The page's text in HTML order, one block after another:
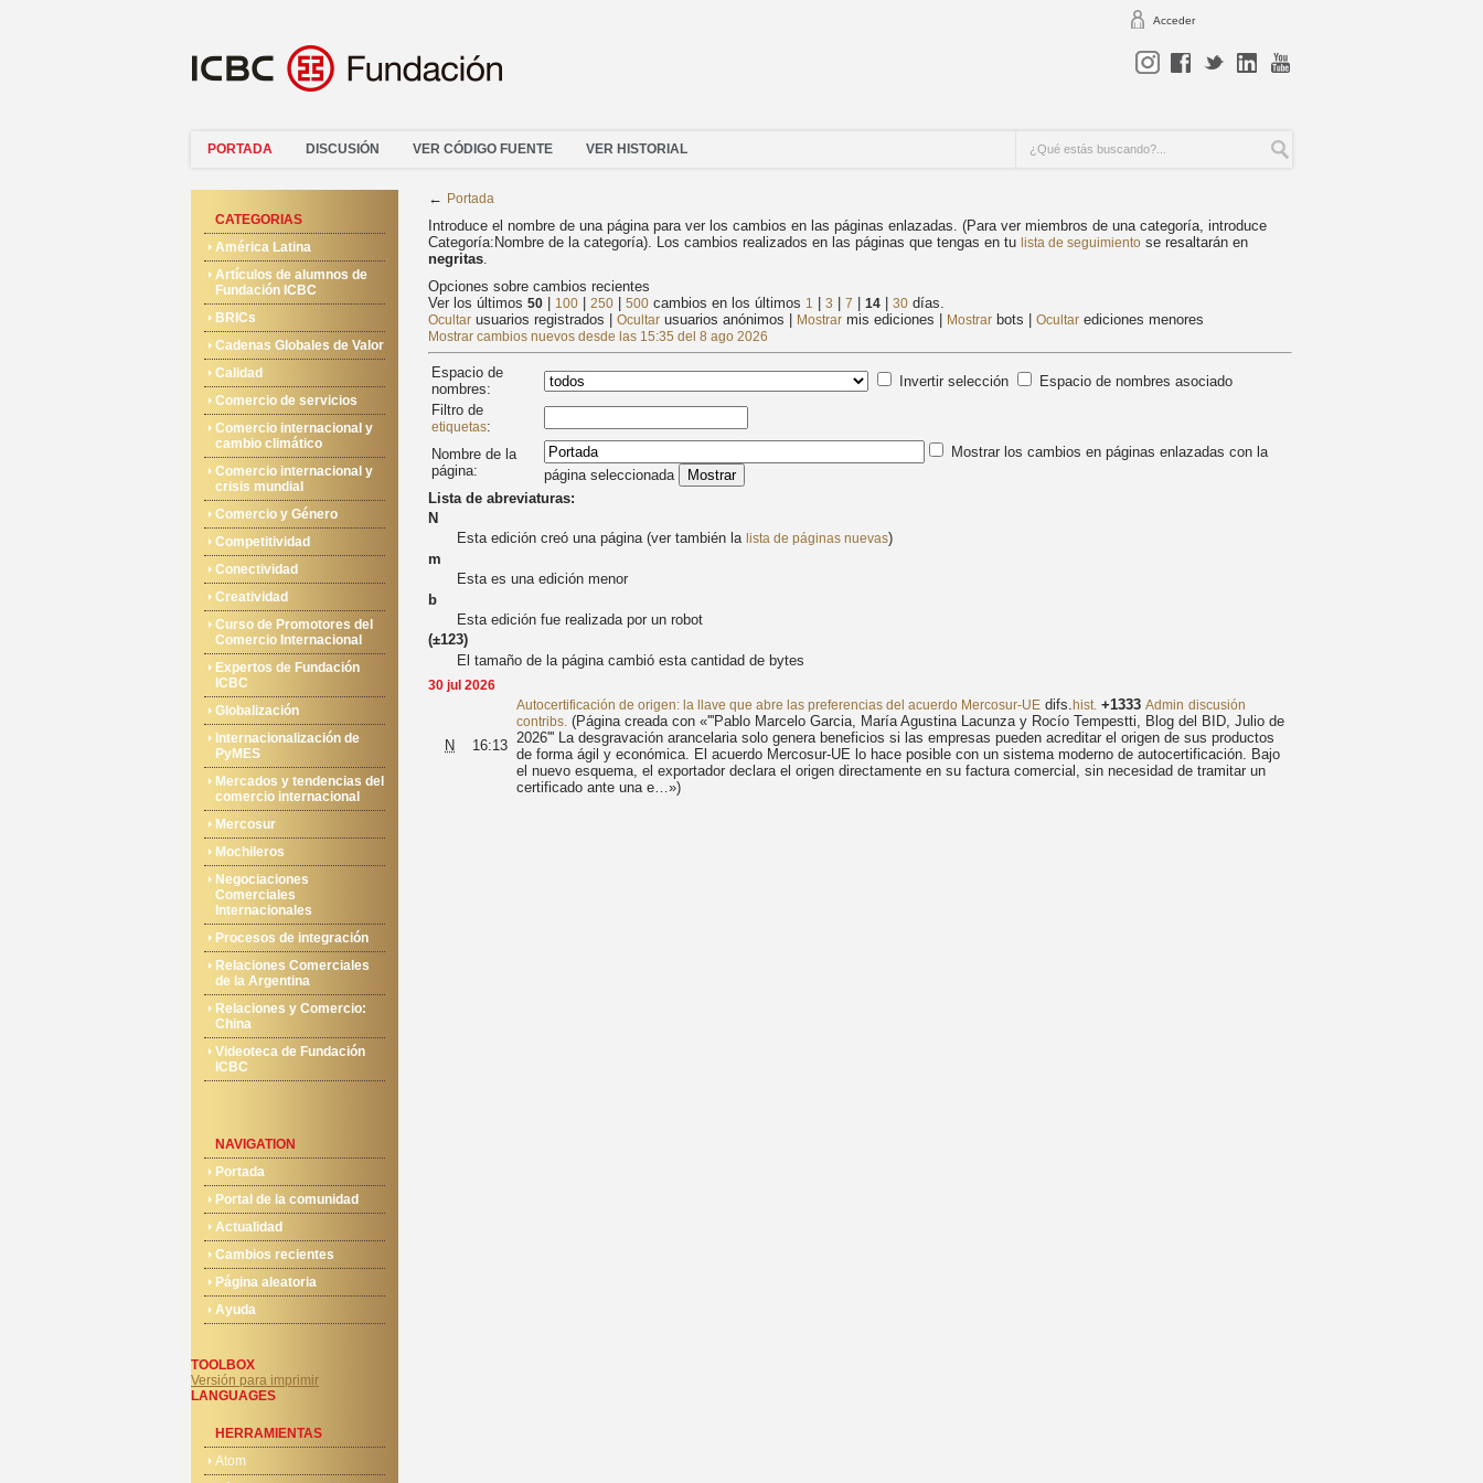
Acceder
PORTADA DISCUSIÓN VER CÓDIGO FUENTE VER HISTORIAL
CATEGORIAS
América Latina
Artículos de alumnos de
Fundación ICBC
BRICs
Cadenas Globales de Valor
Calidad
Comercio de servicios
Comercio internacional y
cambio climático
Comercio internacional y
crisis mundial
Comercio y Género
Competitividad
Conectividad
Creatividad
Curso de Promotores del
Comercio Internacional
Expertos de Fundación
ICBC
Globalización
Internacionalización de
PyMES
Mercados y tendencias del
comercio internacional
Mercosur
Mochileros
Negociaciones
Comerciales
Internacionales
Procesos de integración
Relaciones Comerciales
de la Argentina
Relaciones y Comercio:
China
Videoteca de Fundación
ICBC
NAVIGATION
Portada
Portal de la comunidad
Actualidad
Cambios recientes
Página aleatoria
Ayuda
TOOLBOX
Versión para imprimir
LANGUAGES
HERRAMIENTAS
Atom
← Portada
Introduce el nombre de una página para ver los cambios en las páginas enlazadas. (Para ver miembros de una categoría, introduce
Categoría:Nombre de la categoría). Los cambios realizados en las páginas que tengas en tu lista de seguimiento se resaltarán en
negritas.
Opciones sobre cambios recientes
Ver los últimos 50 100 250 500 cambios en los últimos 1 3 7 14 30 días.
Ocultar usuarios registrados Ocultar usuarios anónimos Mostrar mis ediciones Mostrar bots Ocultar ediciones menores
Mostrar cambios nuevos desde las 15:35 del 8 ago 2026
Espacio de
nombres:
Invertir selección
Espacio de nombres asociado
Filtro de
etiquetas:
Nombre de la
página:
Mostrar los cambios en páginas enlazadas con la
página seleccionada
Lista de abreviaturas:
N
Esta edición creó una página (ver también la lista de páginas nuevas)
m
Esta es una edición menor
b
Esta edición fue realizada por un robot
(±123)
El tamaño de la página cambió esta cantidad de bytes
30 jul 2026
N 16:13
Autocertificación de origen: la llave que abre las preferencias del acuerdo Mercosur-UE difs. hist. +1333 Admin discusión
contribs. (Página creada con «'''Pablo Marcelo Garcia, María Agustina Lacunza y Rocío Tempestti, Blog del BID, Julio de
2026''' La desgravación arancelaria solo genera beneficios si las empresas pueden acreditar el origen de sus productos
de forma ágil y económica. El acuerdo Mercosur-UE lo hace posible con un sistema moderno de autocertificación. Bajo
el nuevo esquema, el exportador declara el origen directamente en su factura comercial, sin necesidad de tramitar un
certificado ante una e…»)